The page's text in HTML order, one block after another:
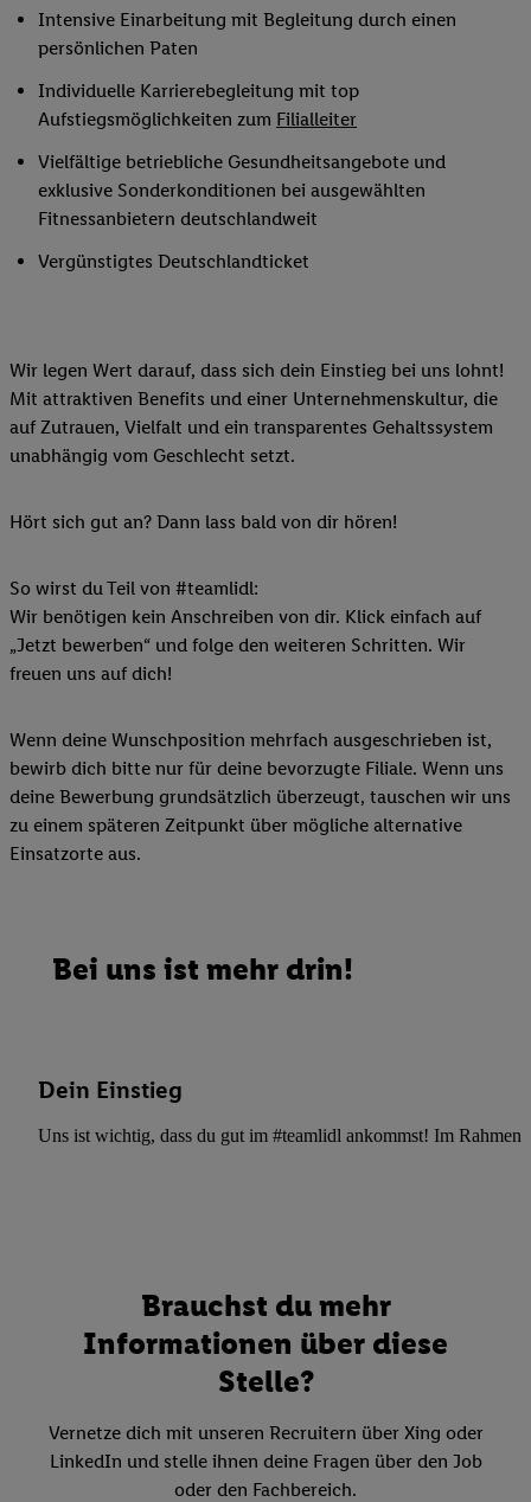
Intensive Einarbeitung mit Begleitung durch einen
persönlichen Paten
Individuelle Karrierebegleitung mit top
Aufstiegsmöglichkeiten zum Filialleiter
Vielfältige betriebliche Gesundheitsangebote und
exklusive Sonderkonditionen bei ausgewählten
Fitnessanbietern deutschlandweit
Vergünstigtes Deutschlandticket
Wir legen Wert darauf, dass sich dein Einstieg bei uns lohnt!
Mit attraktiven Benefits und einer Unternehmenskultur, die
auf Zutrauen, Vielfalt und ein transparentes Gehaltssystem
unabhängig vom Geschlecht setzt.
Hört sich gut an? Dann lass bald von dir hören!
So wirst du Teil von #teamlidl:
Wir benötigen kein Anschreiben von dir. Klick einfach auf
„Jetzt bewerben“ und folge den weiteren Schritten. Wir
freuen uns auf dich!
Wenn deine Wunschposition mehrfach ausgeschrieben ist,
bewirb dich bitte nur für deine bevorzugte Filiale. Wenn uns
deine Bewerbung grundsätzlich überzeugt, tauschen wir uns
zu einem späteren Zeitpunkt über mögliche alternative
Einsatzorte aus.
Bei uns ist mehr drin!
Dein Einstieg
Uns ist wichtig, dass du gut im #teamlidl ankommst! Im Rahmen
Brauchst du mehr
Informationen über diese
Stelle?
Vernetze dich mit unseren Recruitern über Xing oder
LinkedIn und stelle ihnen deine Fragen über den Job
oder den Fachbereich.